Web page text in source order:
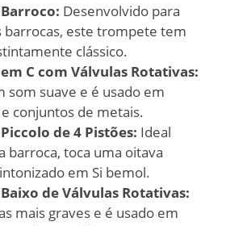
Desenvolvido para
barrocas, este trompete tem
clássico.
C com Válvulas Rotativas:
som suave e é usado em
conjuntos de metais.
de 4 Pistões: Ideal
barroca, toca uma oitava
em Si bemol.
de Válvulas Rotativas:
mais graves e é usado em